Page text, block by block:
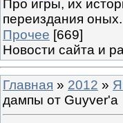
Про игры, их
переиздания оных.
Прочее [669]
Новости сайта и
Главная » 2012 »
дампы от Guyver'а